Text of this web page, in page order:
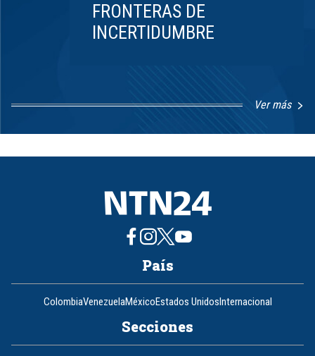
FRONTERAS DE
INCERTIDUMBRE
Ver más
1
8
País
ColombiaVenezuelaMéxicoEstados UnidosInternacional
Secciones